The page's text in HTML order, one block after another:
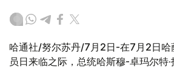
哈通社/努尔苏丹/7月2日-在7月2日哈
员日来临之际，总统哈斯穆-卓玛尔特